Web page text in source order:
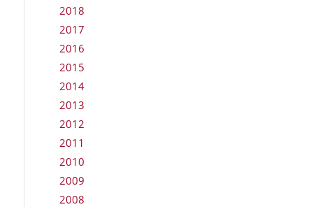
2018
2017
2016
2015
2014
2013
2012
2011
2010
2009
2008